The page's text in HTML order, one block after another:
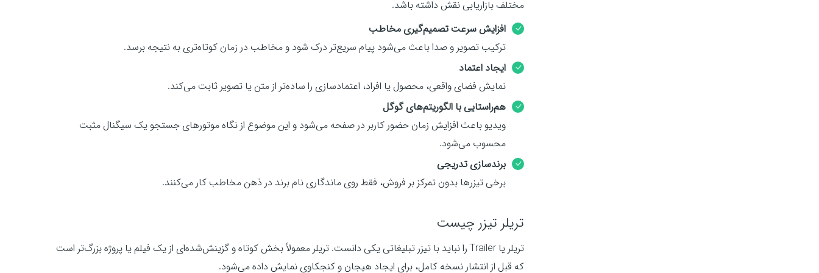
n
g
s
f
u
n
مختلف بازاریابی نقش داشته باشد.
افزایش سرعت تصمیم‌گیری مخاطب
ترکیب تصویر و صدا باعث می‌شود پیام سریع‌تر درک شود و مخاطب در زمان کوتاه‌تری به نتیجه برسد.
ایجاد اعتماد
نمایش فضای واقعی، محصول یا افراد، اعتمادسازی را ساده‌تر از متن یا تصویر ثابت می‌کند.
هم‌راستایی با الگوریتم‌های گوگل
ویدیو باعث افزایش زمان حضور کاربر در صفحه می‌شود و این موضوع از نگاه موتورهای جستجو یک سیگنال مثبت
محسوب می‌شود.
برندسازی تدریجی
برخی تیزرها بدون تمرکز بر فروش، فقط روی ماندگاری نام برند در ذهن مخاطب کار می‌کنند.
تریلر تیزر چیست
تریلر یا Trailer را نباید با تیزر تبلیغاتی یکی دانست. تریلر معمولاً بخش کوتاه و گزینش‌شده‌ای از یک فیلم یا پروژه بزرگ‌تر است
که قبل از انتشار نسخه کامل، برای ایجاد هیجان و کنجکاوی نمایش داده می‌شود.